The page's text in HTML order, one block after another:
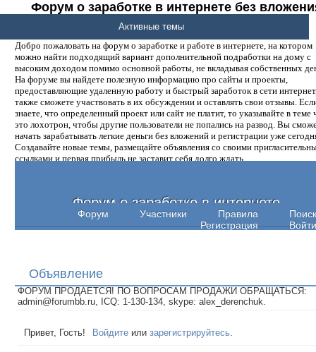
Форум о заработке в интернете без
денег.
Добро пожаловать на форум о заработке и работе в интернете, на котором
можно найти подходящий вариант дополнительной подработки на дому с
высоким доходом помимо основной работы, не вкладывая собственных
На форуме вы найдете полезную информацию про сайты и проекты,
предоставляющие удаленную работу и быстрый заработок в сети
также сможете участвовать в их обсуждении и оставлять свои отзывы.
знаете, что определенный проект или сайт не платит, то указывайте в теме
это лохотрон, чтобы другие пользователи не попались на развод. Вы
начать зарабатывать легкие деньги без вложений и регистрации уже
Создавайте новые темы, размещайте объявления со своими
ссылками и первая прибыль не заставит себя долго ждать.
Форум о заработке в интернете
Форум Участники Правила
Поиск
Регистрация
Войти
Активные темы
Объявление
ФОРУМ ПРОДАЕТСЯ! ПО ВОПРОСАМ ПРОДАЖИ ОБРАЩАТЬСЯ:
admin@forumbb.ru, ICQ: 1-130-134, skype: alex_derenchuk.
Привет, Гость! Войдите илизарегистрируйтесь